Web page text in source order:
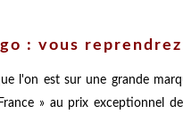
: vous
l'on est sur une grande
» au prix exceptionnel